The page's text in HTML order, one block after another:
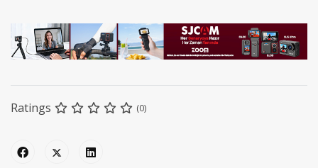
Ratings (0)